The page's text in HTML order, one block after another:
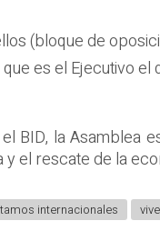
(bloque de
es el Ejecutivo el
BID, la Asamblea
el rescate de la
internacionales